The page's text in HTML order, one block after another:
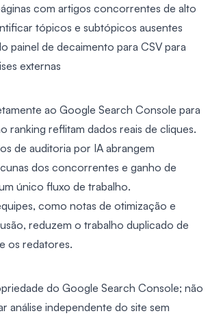
com artigos concorrentes de alto
tópicos e subtópicos ausentes
painel de decaimento para CSV para
externas
ao Google Search Console para
ranking reflitam dados reais de cliques.
de auditoria por IA abrangem
dos concorrentes e ganho de
único fluxo de trabalho.
como notas de otimização e
reduzem o trabalho duplicado de
os redatores.
do Google Search Console; não
análise independente do site sem